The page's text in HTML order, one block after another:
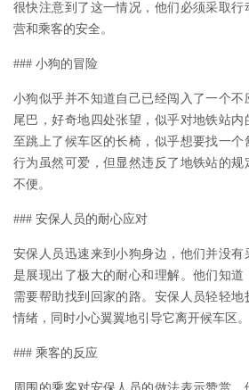
很快注意到了这一情况，他们必须采取行
营和乘客的安全。
### 小狗的冒险
小狗似乎并不知道自己已经闯入了一个不
尾巴，好奇地四处张望，似乎对地铁站
至跳上了候车区的长椅，似乎想要找一
行为虽然可爱，但显然违反了地铁站的规
不便。
### 安保人员的耐心应对
安保人员迅速来到小狗身边，他们并没有
是展现出了极大的耐心和理解。他们知道
需要帮助找到回家的路。安保人员轻轻
情绪，同时小心翼翼地引导它离开候车区。
### 乘客的反应